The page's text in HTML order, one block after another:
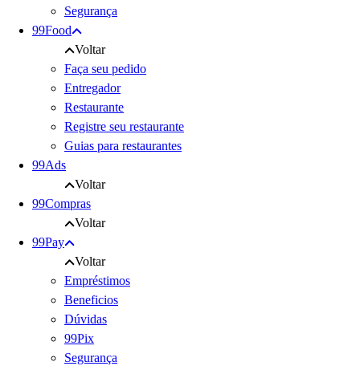
Segurança
99Food
Voltar
Faça seu pedido
Entregador
Restaurante
Registre seu restaurante
Guias para restaurantes
99Ads
Voltar
99Compras
Voltar
99Pay
Voltar
Empréstimos
Beneficios
Dúvidas
99Pix
Segurança